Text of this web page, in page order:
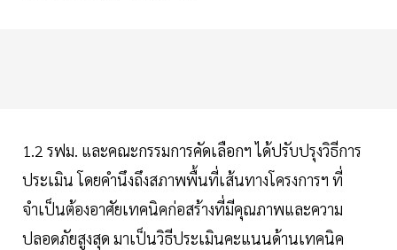
1.2 รฟม. และคณะกรรมการคัดเลือกฯ ได้ปรับปรุงวิธีการ
ประเมิน โดยคำนึงถึงสภาพพื้นที่เส้นทางโครงการฯ ที่
จำเป็นต้องอาศัยเทคนิคก่อสร้างที่มีคุณภาพและความ
ปลอดภัยสูงสุด มาเป็นวิธีประเมินคะแนนด้านเทคนิค